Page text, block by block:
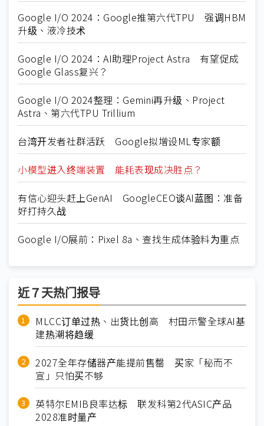
Google I/O 2024：Google推第六代TPU 强调HBM
升级、液冷技术
Google I/O 2024：AI助理Project Astra 有望促成
Google Glass复兴？
Google I/O 2024整理：Gemini再升级、Project
Astra、第六代TPU Trillium
台湾开发者社群活跃 Google拟增设ML专家额
小模型进入终端装置 能耗表现成决胜点？
有信心迎头赶上GenAI GoogleCEO谈AI蓝图：准备
好打持久战
Google I/O展前：Pixel 8a、查找生成体验料为重点
近７天热门报导
MLCC订单过热、出货比创高 村田示警全球AI基
建热潮将趋缓
2027全年存储器产能提前售罄 买家「秘而不
宣」只怕买不够
英特尔EMIB良率达标 联发科第2代ASIC产品
2028准时量产